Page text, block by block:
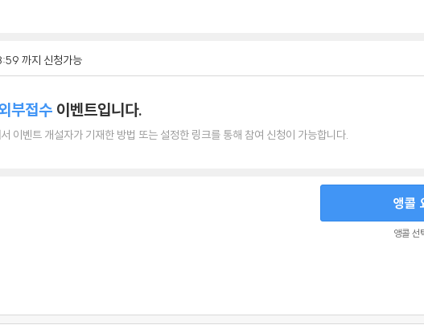
까지 신청가능
부접수 이벤트입니다.
이벤트 개설자가 기재한 방법 또는 설정한 링크를 통해 참여 신청이 가능합니다.
앵콜
앵콜 선